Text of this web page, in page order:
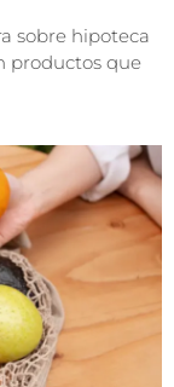
sobre hipoteca
productos que